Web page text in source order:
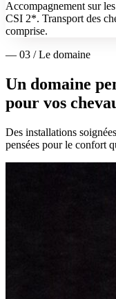
Accompagnement sur
CSI 2*. Transport des
comprise.
— 03 / Le domaine
Un domaine
pour vos
Des installations
pensées pour le confort